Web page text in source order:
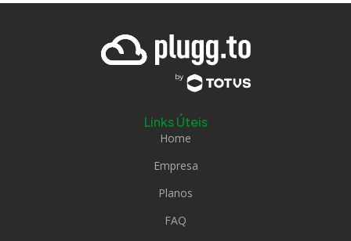
Links Úteis
Home
Empresa
Planos
FAQ